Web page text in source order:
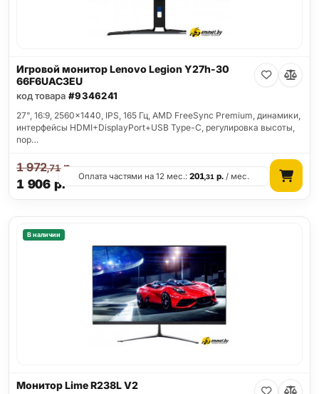
Игровой монитор Lenovo Legion Y27h-30
66F6UAC3EU
код товара #9346241
27", 16:9, 2560x1440, IPS, 165 Гц, AMD FreeSync Premium, динамики,
интерфейсы HDMI+DisplayPort+USB Type-C, регулировка высоты,
пор…
1 906 р.
1 972,71р.
Оплата частями на 12 мес.:201,31 р. / мес.
В наличии
Монитор Lime R238L V2